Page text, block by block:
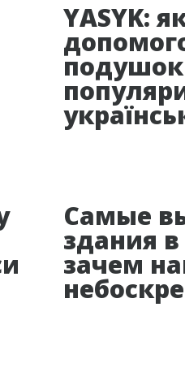
YASYK:
подушок
Самые
здания
зачем